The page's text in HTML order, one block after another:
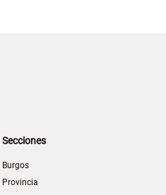
Secciones
Burgos
Provincia